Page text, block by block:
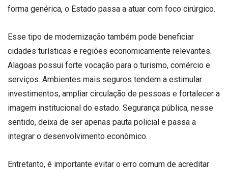
forma genérica, o Estado passa a atuar com foco cirúrgico.
Esse tipo de modernização também pode beneficiar
cidades turísticas e regiões economicamente relevantes.
Alagoas possui forte vocação para o turismo, comércio e
serviços. Ambientes mais seguros tendem a estimular
investimentos, ampliar circulação de pessoas e fortalecer a
imagem institucional do estado. Segurança pública, nesse
sentido, deixa de ser apenas pauta policial e passa a
integrar o desenvolvimento econômico.
Entretanto, é importante evitar o erro comum de acreditar